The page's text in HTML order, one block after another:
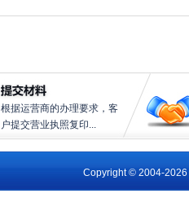
根据运营商的办理要求，客
户提交营业执照复印...
Copyright © 2004-2026